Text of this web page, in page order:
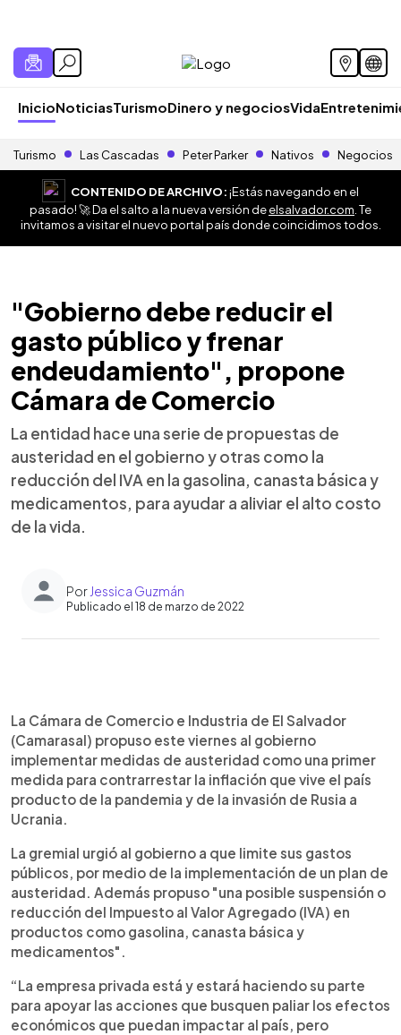
InicioNoticiasTurismoDinero y negociosVida
Turismo Las Cascadas Peter Parker Nativos Negocios
CONTENIDO DE ARCHIVO:¡Estás navegando en el
pasado! 🚀 Da el salto a la nueva versión deelsalvador.com . Te
invitamos a visitar el nuevo portal país donde coincidimos todos.
"Gobierno debe reducir el
gasto público y frenar
endeudamiento", propone
Cámara de Comercio
La entidad hace una serie de propuestas de
austeridad en el gobierno y otras como la
reducción del IVA en la gasolina, canasta básica y
medicamentos, para ayudar a aliviar el alto costo
de la vida.
Por Jessica Guzmán
Publicado el 18 de marzo de 2022
Escuchar artículo
La Cámara de Comercio e Industria de El Salvador
(Camarasal) propuso este viernes al gobierno
implementar medidas de austeridad como una primer
medida para contrarrestar la inflación que vive el país
producto de la pandemia y de la invasión de Rusia a
Ucrania.
La gremial urgió al gobierno a que limite sus gastos
públicos, por medio de la implementación de un plan de
austeridad. Además propuso "una posible suspensión o
reducción del Impuesto al Valor Agregado (IVA) en
productos como gasolina, canasta básica y
medicamentos".
“La empresa privada está y estará haciendo su parte
para apoyar las acciones que busquen paliar los efectos
económicos que puedan impactar al país, pero